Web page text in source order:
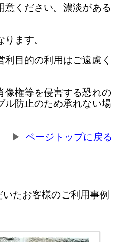
意ください。濃淡がある
ます。
目的の利用はご遠慮く
像権等を侵害する恐れの
ル防止のため承れない場
ページトップに戻る
たお客様のご利用事例